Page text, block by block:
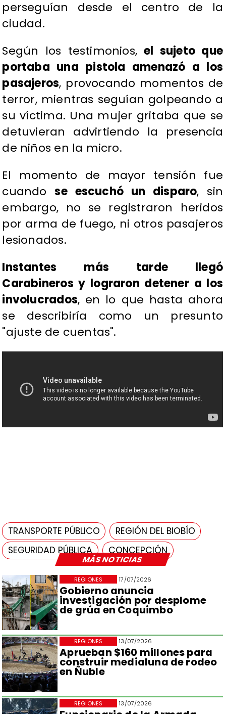
MÁS NOTICIAS
17/07/2026
Gobierno anuncia
investigación por desplome
de grúa en Coquimbo
REGIONES
13/07/2026
Aprueban $160 millones para
construir medialuna de rodeo
en Ñuble
REGIONES
13/07/2026
REGIONES
perseguían desde el centro de la
ciudad.
Según los testimonios,el sujeto que
portaba una pistola amenazó a los
pasajeros, provocando momentos de
terror, mientras seguían golpeando a
su víctima. Una mujer gritaba que se
detuvieran advirtiendo la presencia
de niños en la micro.
El momento de mayor tensión fue
cuandose escuchó un disparo, sin
embargo, no se registraron heridos
por arma de fuego, ni otros pasajeros
lesionados.
Instantes más tarde llegó
Carabineros y lograron detener a los
involucrados, en lo que hasta ahora
se describiría como un presunto
"ajuste de cuentas".
TRANSPORTE PÚBLICO
REGIÓN DEL BIOBÍO
SEGURIDAD PÚBLICA
CONCEPCIÓN